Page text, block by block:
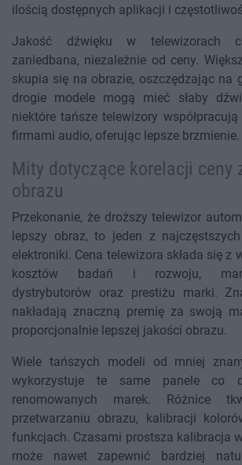
ilością dostępnych aplikacji i
Jakość dźwięku w telewizorach
zaniedbana, niezależnie od ceny.
skupia się na obrazie, oszczędzając na
drogie modele mogą mieć słaby
niektóre tańsze telewizory
firmami audio, oferując lepsze brzmienie.
Mity dotyczące korelacji ceny
obrazu
Przekonanie, że droższy telewizor
lepszy obraz, to jeden z
elektroniki. Cena telewizora składa się z
kosztów badań i rozwoju,
dystrybutorów oraz prestiżu marki.
nakładają znaczną premię za swoją
proporcjonalnie lepszej jakości obrazu.
Wiele tańszych modeli od mniej
wykorzystuje te same panele co
renomowanych marek. Różnice
przetwarzaniu obrazu, kalibracji
funkcjach. Czasami prostsza kalibracja
może nawet zapewnić bardziej